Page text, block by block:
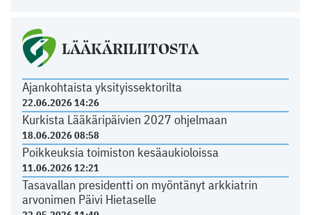
LÄÄKÄRILIITOSTA
Ajankohtaista yksityissektorilta
22.06.2026 14:26
Kurkista Lääkäripäivien 2027 ohjelmaan
18.06.2026 08:58
Poikkeuksia toimiston kesäaukioloissa
11.06.2026 12:21
Tasavallan presidentti on myöntänyt arkkiatrin
arvonimen Päivi Hietaselle